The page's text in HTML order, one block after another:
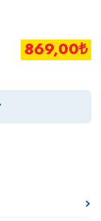
869,00₺